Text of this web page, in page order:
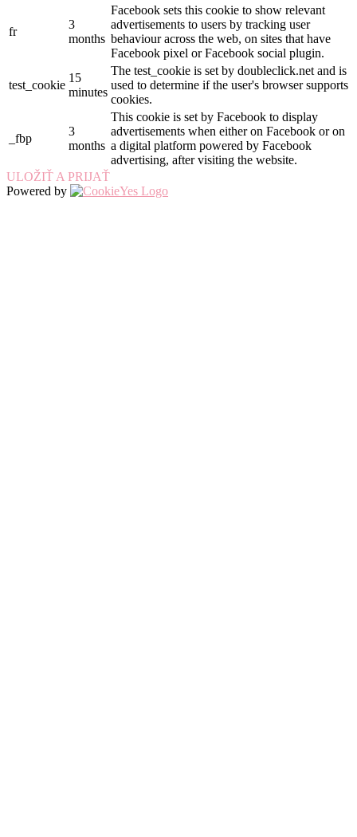
fr
3
months
Facebook sets this cookie to show relevant
advertisements to users by tracking user
behaviour across the web, on sites that have
Facebook pixel or Facebook social plugin.
test_cookie
15
minutes
The test_cookie is set by doubleclick.net and is
used to determine if the user's browser supports
cookies.
_fbp
3
months
This cookie is set by Facebook to display
advertisements when either on Facebook or on
a digital platform powered by Facebook
advertising, after visiting the website.
ULOŽIŤ A PRIJAŤ
Powered by